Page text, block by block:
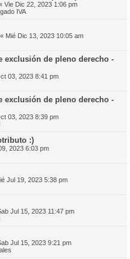
Vie Dic 22, 2023 1:06 pm
IVA
« Mié Dic 13, 2023 10:05 am
exclusión de pleno derecho -
03, 2023 8:41 pm
exclusión de pleno derecho -
03, 2023 8:39 pm
:)
2023 6:03 pm
Jul 19, 2023 5:38 pm
Jul 15, 2023 11:47 pm
Jul 15, 2023 9:21 pm